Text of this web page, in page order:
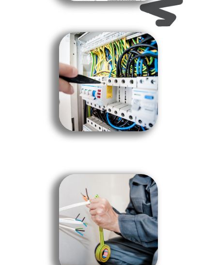
ΠΙΣΤΟΠΟΙΗΤΙΚΟ ΔΕΗ